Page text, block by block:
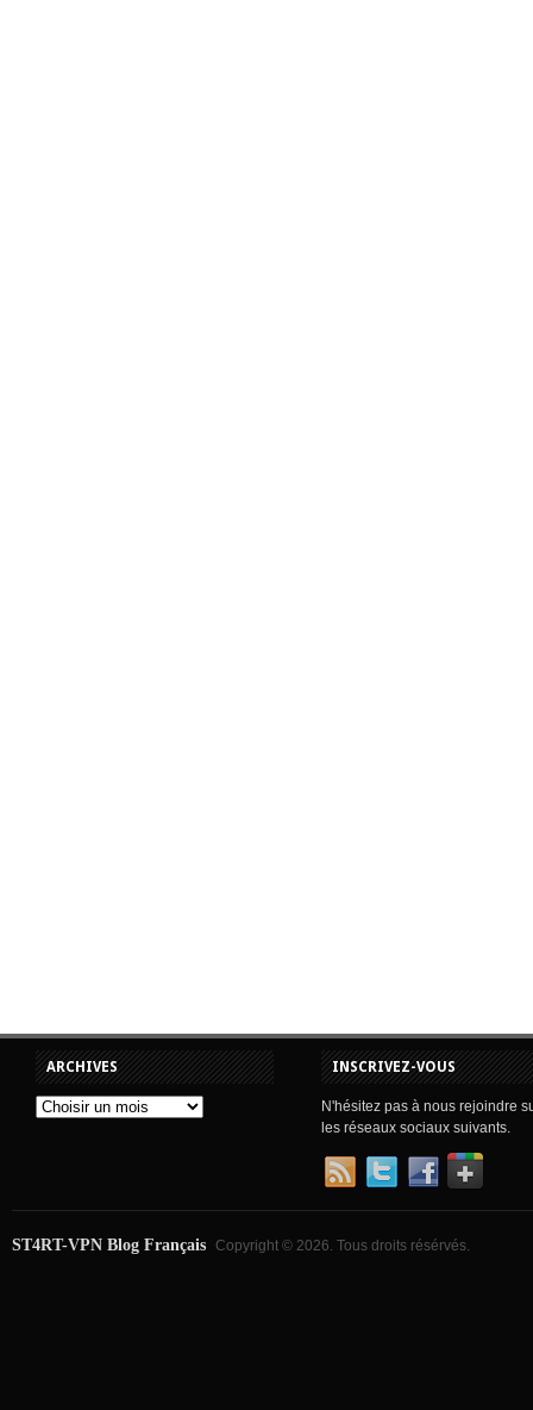
ARCHIVES INSCRIVEZ-VOUS
N'hésitez pas à nous rejoindre
les réseaux sociaux suivants.
ST4RT-VPN Blog Français Copyright © 2026. Tous droits résérvés.